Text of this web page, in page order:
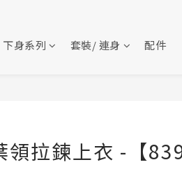
下身系列 套裝/ 連身 配件
領拉鍊上衣 -【